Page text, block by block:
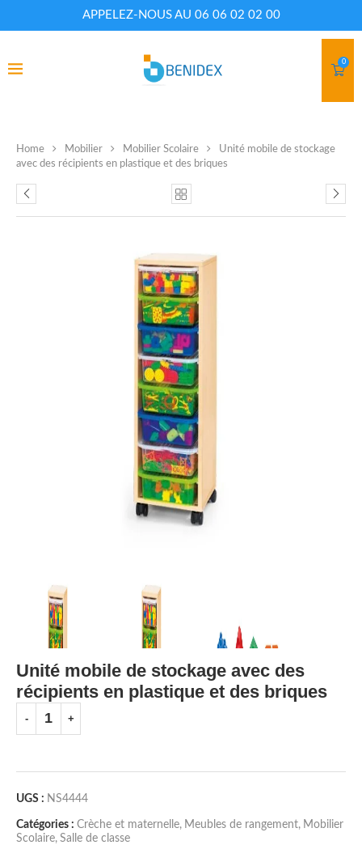
APPELEZ-NOUS AU 06 06 02 02 00
0
Home Mobilier Mobilier Scolaire
Unité mobile de stockage
avec des récipients en plastique et des briques
Unité mobile de stockage avec des
récipients en plastique et des briques
UGS : NS4444
Catégories : Crèche et maternelle, Meubles de rangement, Mobilier
Scolaire, Salle de classe